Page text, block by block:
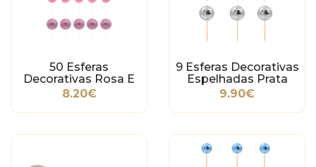
50 Esferas
Decorativas Rosa E
Ouro
8.20€
9 Esferas Decorativas
Espelhadas Prata
9.90€